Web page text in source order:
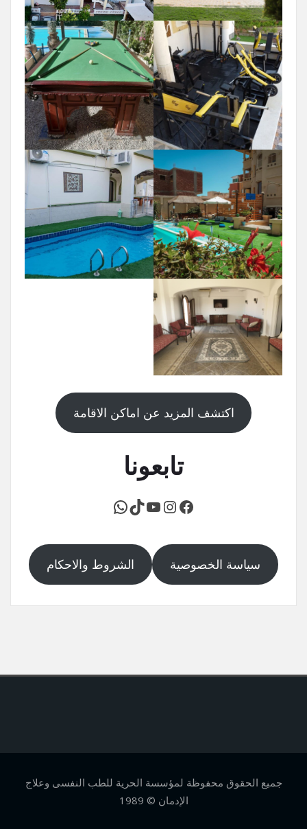
اكتشف المزيد عن اماكن الاقامة
تابعونا
فيسبوك
إنستجرام
يوتيوب
تيك توك
واتساب
سياسة الخصوصية الشروط والاحكام
جميع الحقوق محفوظة لمؤسسة الحرية للطب النفسى وعلاج
الإدمان © 1989